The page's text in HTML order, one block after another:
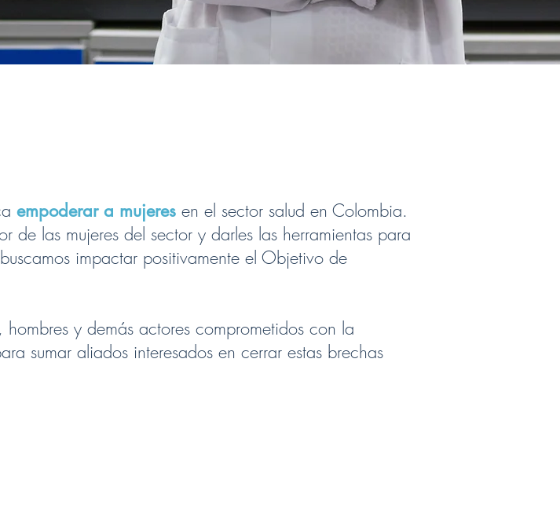
empoderar a mujeres en el sector salud en Colombia.
de las mujeres del sector y darles las herramientas para
impactar positivamente el Objetivo de
, hombres y demás actores comprometidos con la
sumar aliados interesados en cerrar estas brechas